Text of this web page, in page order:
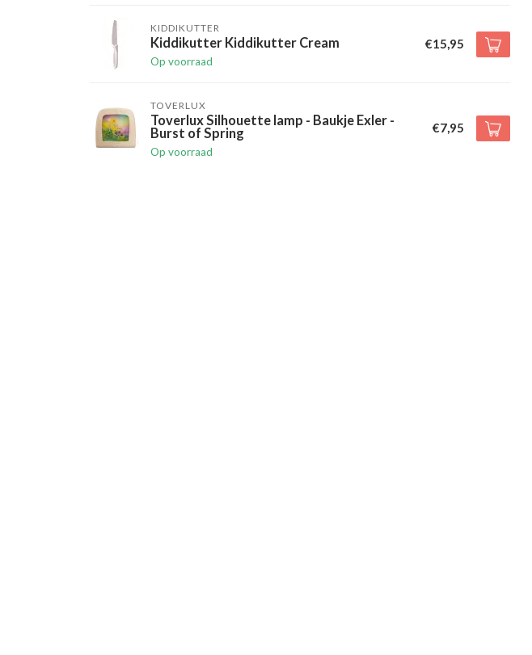
KIDDIKUTTER
Kiddikutter Kiddikutter Cream
Op voorraad
€15,95
TOVERLUX
Toverlux Silhouette lamp - Baukje Exler -
Burst of Spring
Op voorraad
€7,95